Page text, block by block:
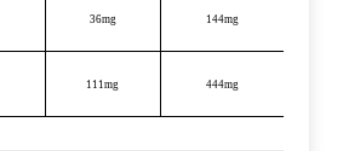
36mg 144mg
111mg 444mg